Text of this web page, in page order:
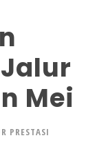
Mei
PRESTASI